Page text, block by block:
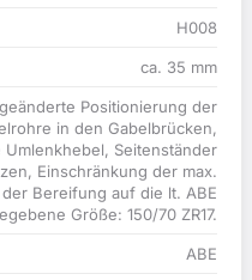
H008
ca. 35 mm
geänderte Positionierung der
in den Gabelbrücken,
Umlenkhebel, Seitenständer
Einschränkung der max.
Bereifung auf die lt. ABE
Größe: 150/70 ZR17.
ABE